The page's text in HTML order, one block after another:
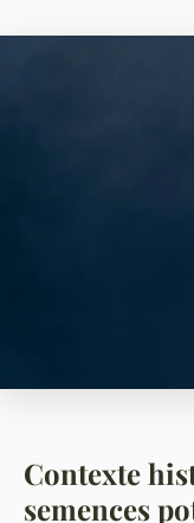
Contexte
semences